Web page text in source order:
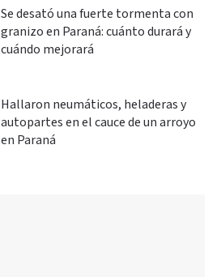
Se desató una fuerte tormenta con
granizo en Paraná: cuánto durará y
cuándo mejorará
Hallaron neumáticos, heladeras y
autopartes en el cauce de un arroyo
en Paraná